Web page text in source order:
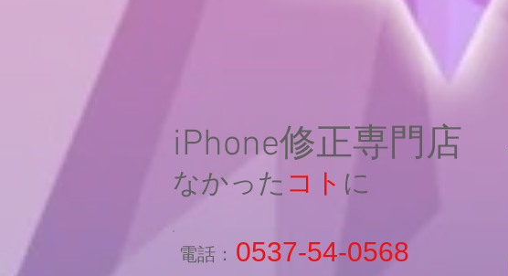
iPhone修正専門店
なかった コト に
0537-54-0568
​電話：